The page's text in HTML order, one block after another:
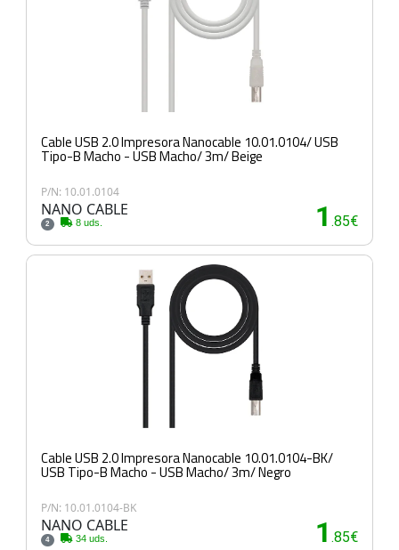
Cable USB 2.0 Impresora Nanocable 10.01.0104/ USB
Tipo-B Macho - USB Macho/ 3m/ Beige
P/N: 10.01.0104
NANO CABLE
2 8 uds. 1 .85€
Cable USB 2.0 Impresora Nanocable 10.01.0104-BK/
USB Tipo-B Macho - USB Macho/ 3m/ Negro
P/N: 10.01.0104-BK
NANO CABLE
4 34 uds. 1 .85€